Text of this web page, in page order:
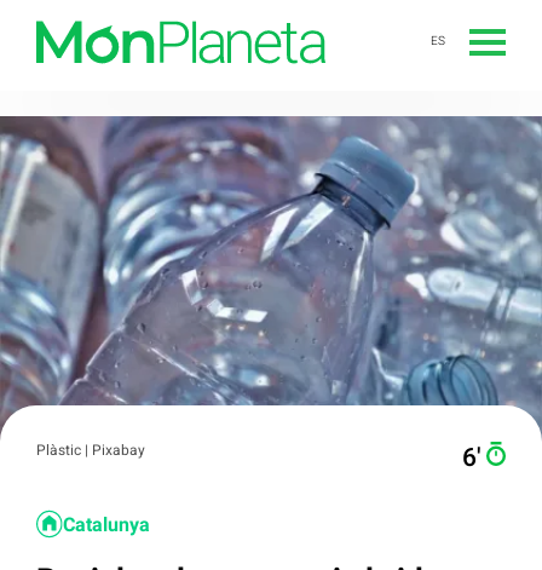
ES
Plàstic | Pixabay 6′
Catalunya